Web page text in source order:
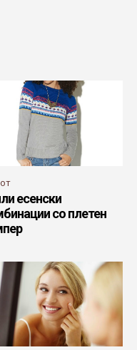
есенски
со плетен